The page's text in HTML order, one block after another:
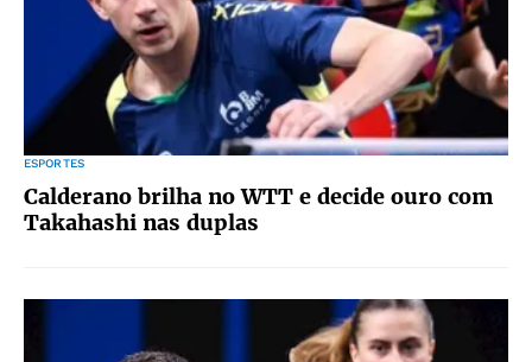
ESPORTES
Calderano brilha no WTT e decide ouro com
Takahashi nas duplas